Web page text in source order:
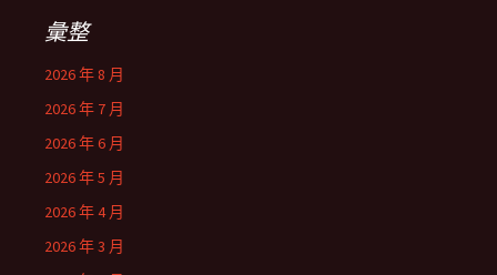
彙整
2026 年 8 月
2026 年 7 月
2026 年 6 月
2026 年 5 月
2026 年 4 月
2026 年 3 月